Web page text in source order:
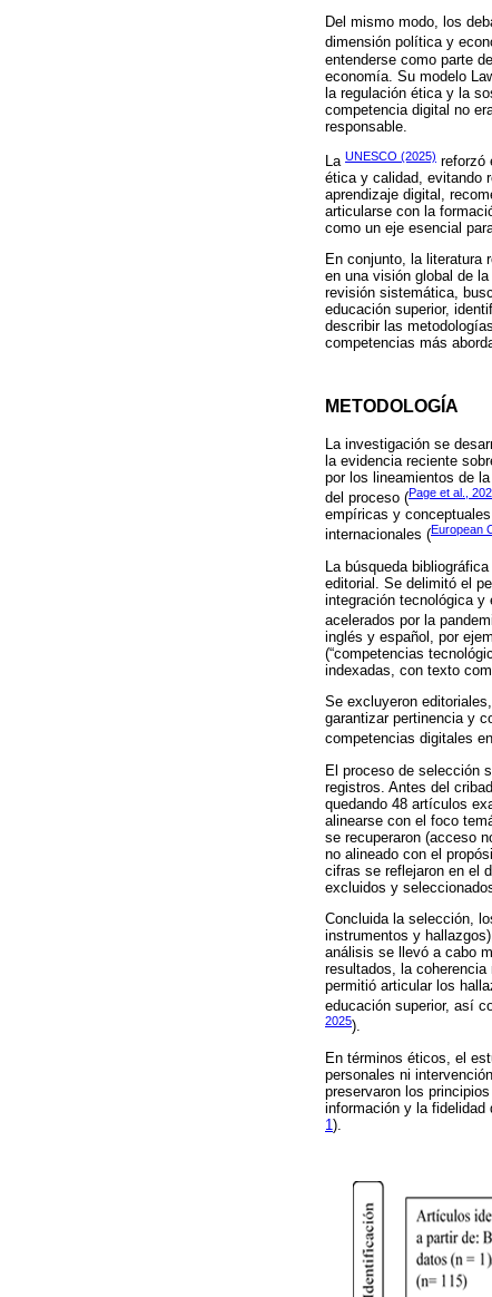
Del mismo modo, los
dimensión política y
entenderse como parte
economía. Su modelo
la regulación ética y la
competencia digital no
responsable.
La UNESCO (2025) reforzó
ética y calidad, evitando
aprendizaje digital,
articularse con la
como un eje esencial
En conjunto, la literatura
en una visión global de
revisión sistemática,
educación superior,
describir las
competencias más
METODOLOGÍA
La investigación se
la evidencia reciente
por los lineamientos de
del proceso (Page et al.,
empíricas y
internacionales (European
La búsqueda
editorial. Se delimitó el
integración tecnológica y
acelerados por la
inglés y español, por
(“competencias
indexadas, con texto
Se excluyeron
garantizar pertinencia y
competencias digitales
El proceso de selección
registros. Antes del
quedando 48 artículos
alinearse con el foco
se recuperaron (acceso
no alineado con el
cifras se reflejaron en el
excluidos y
Concluida la selección,
instrumentos y
análisis se llevó a cabo
resultados, la
permitió articular los
educación superior, así
2025).
En términos éticos, el
personales ni
preservaron los
información y la
1 ).